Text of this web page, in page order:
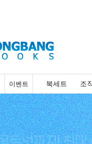
이벤트 북세트 조